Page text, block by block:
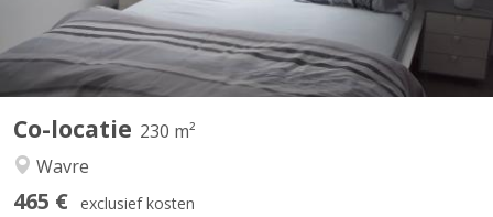
Co-locatie 230 m²
Wavre
465 € exclusief kosten